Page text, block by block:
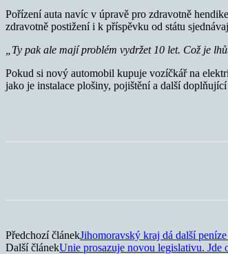
Pořízení auta navíc v úpravě pro zdravotně
zdravotně postižení i k příspěvku od státu
„Ty pak ale mají problém vydržet 10 let. Což je
Pokud si nový automobil kupuje vozíčkář na
jako je instalace plošiny, pojištění a další
Předchozí článekJihomoravský kraj dá další
Další článekUnie prosazuje novou legislativu. Jde